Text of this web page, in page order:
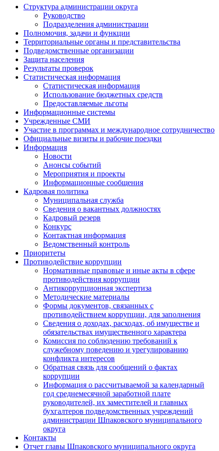
Структура администрации округа
Руководство
Подразделения администрации
Полномочия, задачи и функции
Территориальные органы и представительства
Подведомственные организации
Защита населения
Результаты проверок
Статистическая информация
Статистическая информация
Использование бюджетных средств
Предоставляемые льготы
Информационные системы
Учрежденные СМИ
Участие в программах и международное сотрудничество
Официальные визиты и рабочие поездки
Информация
Новости
Анонсы событий
Мероприятия и проекты
Информационные сообщения
Кадровая политика
Муниципальная служба
Сведения о вакантных должностях
Кадровый резерв
Конкурс
Контактная информация
Ведомственный контроль
Приоритеты
Противодействие коррупции
Нормативные правовые и иные акты в сфере
противодействия коррупции
Антикоррупционная экспертиза
Методические материалы
Формы документов, связанных с
противодействием коррупции, для заполнения
Сведения о доходах, расходах, об имуществе и
обязательствах имущественного характера
Комиссия по соблюдению требований к
служебному поведению и урегулированию
конфликта интересов
Обратная связь для сообщений о фактах
коррупции
Информация о рассчитываемой за календарный
год среднемесячной заработной плате
руководителей, их заместителей и главных
бухгалтеров подведомственных учреждений
администрации Шпаковского муниципального
округа
Контакты
Отчет главы Шпаковского муниципального округа